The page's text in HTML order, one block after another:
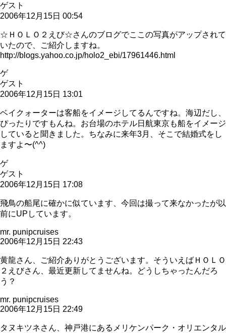
ゲスト
2006年12月15日 00:54
☆ＨＯＬＯ２えび☆さんのブログでここの写真がアップされて
いたので、ご紹介しますね。
http://blogs.yahoo.co.jp/holo2_ebi/17961446.html
ゲ
ゲスト
2006年12月15日 13:01
ベイクォーターは客船をイメージしてるんですね。海辺だし、
ぴったりですもんね。お台場のホテル日航東京も船をイメージ
していると聞きました。ちなみに来年3月、そこで結婚式をし
ますよ〜(^^)
ゲ
ゲスト
2006年12月15日 17:08
飛鳥の船尾に確かに似ています、今回は撮って来なかったが以
前にUPしています。
mr. punipcruises
2006年12月15日 22:43
黄龍さん、ご紹介ありがとうございます。そういえばＨＯＬＯ
２えびさん、最近更新してませんね。どうしちゃったんだろ
う？
mr. punipcruises
2006年12月15日 22:49
タヌキツネさん、神戸港にあるメリケンパーク・オリエンタル